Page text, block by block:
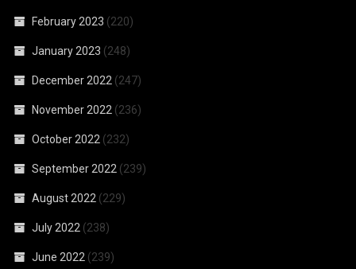
February 2023 (220)
January 2023 (248)
December 2022 (247)
November 2022 (236)
October 2022 (232)
September 2022 (239)
August 2022 (229)
July 2022 (238)
June 2022 (239)